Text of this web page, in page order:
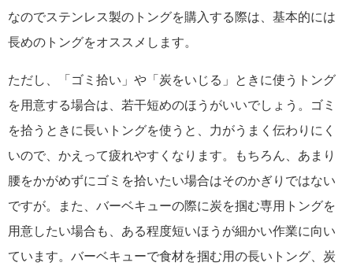
なのでステンレス製のトングを購入する際は、基本的には
長めのトングをオススメします。
ただし、「ゴミ拾い」や「炭をいじる」ときに使うトング
を用意する場合は、若干短めのほうがいいでしょう。ゴミ
を拾うときに長いトングを使うと、力がうまく伝わりにく
いので、かえって疲れやすくなります。もちろん、あまり
腰をかがめずにゴミを拾いたい場合はそのかぎりではない
ですが。また、バーベキューの際に炭を掴む専用トングを
用意したい場合も、ある程度短いほうが細かい作業に向い
ています。バーベキューで食材を掴む用の長いトング、炭